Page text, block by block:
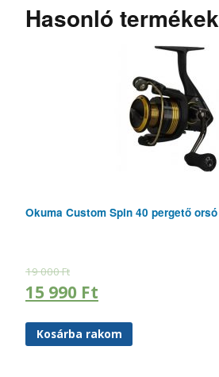
Hasonló termékek
Okuma Custom Spin 40 pergető orsó
19 000Ft
15 990 Ft
Kosárba rakom